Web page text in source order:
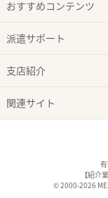
おすすめコンテンツ
派遣サポート
支店紹介
関連サイト
【紹介
© 2000-2026